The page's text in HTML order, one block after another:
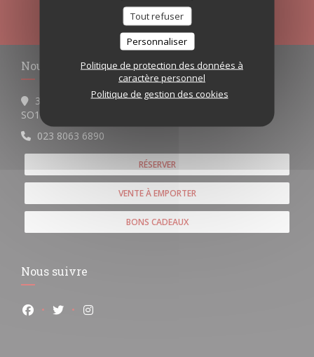
Tout refuser
Personnaliser
Politique de protection des données à
caractère personnel
Politique de gestion des cookies
S'ABONNER
Nous contacter
36 Windsor Terrace
SO14 7SL Southampton
023 8063 6890
RÉSERVER
VENTE À EMPORTER
BONS CADEAUX
Nous suivre
Facebook ((ouvre une nouvelle fenêtre))
Twitter ((ouvre une nouvelle fenêtre))
Instagram ((ouvre une nouvelle fenêtre))